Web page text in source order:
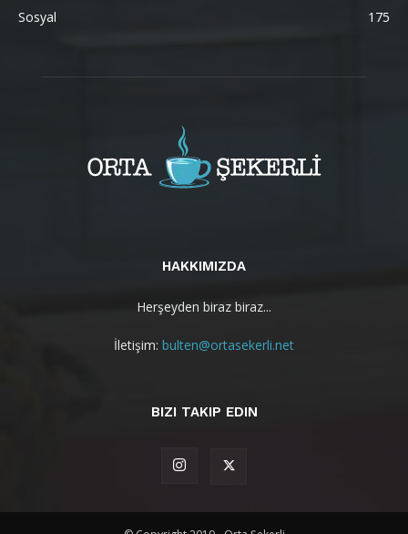
Sosyal
175
HAKKIMIZDA
Herşeyden biraz biraz...
İletişim: bulten@ortasekerli.net
BIZI TAKIP EDIN